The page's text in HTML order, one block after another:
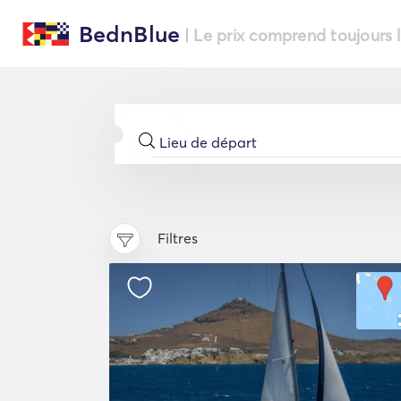
BednBlue | Le prix comprend toujours
Filtres